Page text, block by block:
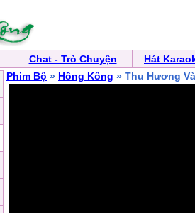
Chat - Trò Chuyện Hát
Phim Bộ » Hồng Kông » Thu Hương